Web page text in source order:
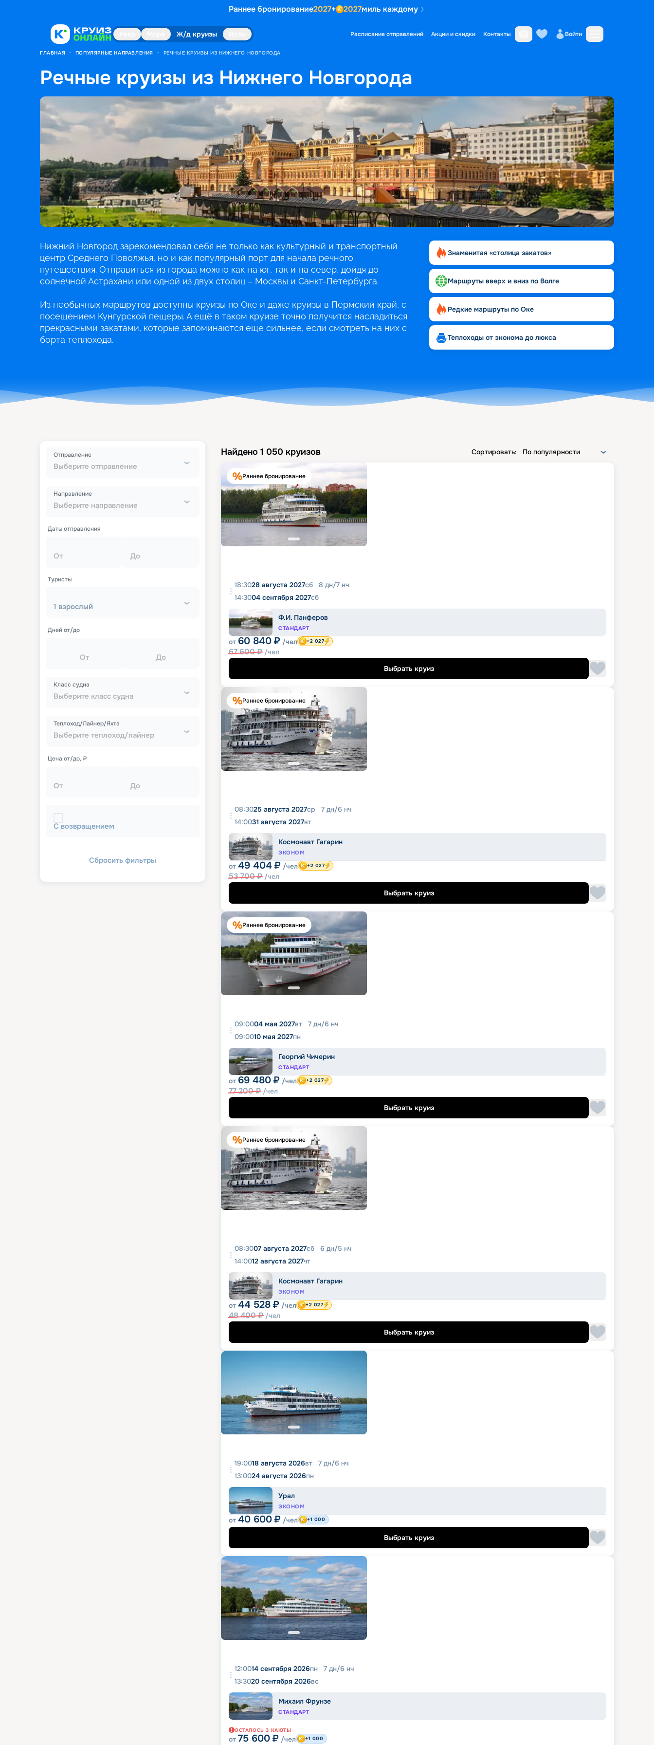
Раннее бронирование2027+ 2027миль каждому
Ж/д круизы Расписание отправлений Акции и скидки Контакты Войти
ГЛАВНАЯ • ПОПУЛЯРНЫЕ НАПРАВЛЕНИЯ • РЕЧНЫЕ КРУИЗЫ ИЗ НИЖНЕГО НОВГОРОДА
Речные круизы из Нижнего Новгорода
Нижний Новгород зарекомендовал себя не только как культурный и транспортный
центр Среднего Поволжья, но и как популярный порт для начала речного
путешествия. Отправиться из города можно как на юг, так и на север, дойдя до
солнечной Астрахани или одной из двух столиц – Москвы и Санкт-Петербурга.
Из необычных маршрутов доступны круизы по Оке и даже круизы в Пермский край, с
посещением Кунгурской пещеры. А ещё в таком круизе точно получится насладиться
прекрасными закатами, которые запоминаются еще сильнее, если смотреть на них с
борта теплохода.
Знаменитая «столица закатов»
Маршруты вверх и вниз по Волге
Редкие маршруты по Оке
Теплоходы от эконома до люкса
Выберите отправление
Отправление
Выберите направление
Направление
Даты отправления
От До
Туристы
1 взрослый
Дней от/до
От До
Выберите класс судна
Класс судна
Выберите теплоход/лайнер
Теплоход/Лайнер/Яхта
Цена от/до, ₽
От До
С возвращением
Сбросить фильтры
Найдено 1 050 круизов Сортировать: По популярности
Раннее бронирование
18:3028 августа 2027сб 8 дн/7 нч
14:3004 сентября 2027сб
Ф.И. Панферов
СТАНДАРТ
от 60 840 ₽ /чел
67 600₽ /чел
+2 027
Выбрать круиз
Раннее бронирование
08:3025 августа 2027ср 7 дн/6 нч
14:0031 августа 2027вт
Космонавт Гагарин
ЭКОНОМ
от 49 404 ₽ /чел
53 700₽ /чел
+2 027
Выбрать круиз
Раннее бронирование
09:0004 мая 2027вт 7 дн/6 нч
09:0010 мая 2027пн
Георгий Чичерин
СТАНДАРТ
от 69 480 ₽ /чел
77 200₽ /чел
+2 027
Выбрать круиз
Раннее бронирование
08:3007 августа 2027сб 6 дн/5 нч
14:0012 августа 2027чт
Космонавт Гагарин
ЭКОНОМ
от 44 528 ₽ /чел
48 400₽ /чел
+2 027
Выбрать круиз
19:0018 августа 2026вт 7 дн/6 нч
13:0024 августа 2026пн
Урал
ЭКОНОМ
от 40 600 ₽ /чел +1 000
Выбрать круиз
12:0014 сентября 2026пн 7 дн/6 нч
13:3020 сентября 2026вс
Михаил Фрунзе
СТАНДАРТ
ОСТАЛОСЬ 3 КАЮТЫ
от 75 600 ₽ /чел +1 000